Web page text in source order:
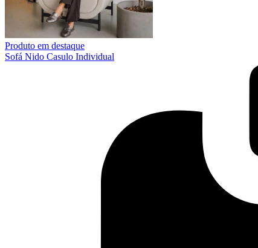
Produto em destaque
Sofá Nido Casulo Individual